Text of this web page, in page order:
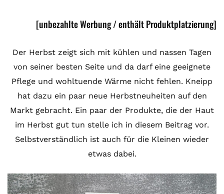
[unbezahlte Werbung / enthält Produktplatzierung]
Der Herbst zeigt sich mit kühlen und nassen Tagen
von seiner besten Seite und da darf eine geeignete
Pflege und wohltuende Wärme nicht fehlen. Kneipp
hat dazu ein paar neue Herbstneuheiten auf den
Markt gebracht. Ein paar der Produkte, die der Haut
im Herbst gut tun stelle ich in diesem Beitrag vor.
Selbstverständlich ist auch für die Kleinen wieder
etwas dabei.